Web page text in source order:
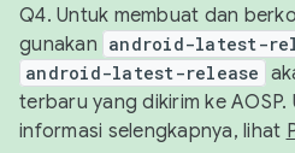
Q4. Untuk membuat dan
gunakan android-latest-
android-latest-release
terbaru yang dikirim ke AOSP.
informasi selengkapnya, lihat